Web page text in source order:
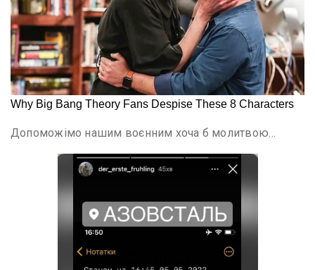
Допоможімо нашим воєнним хоча б молитвою…